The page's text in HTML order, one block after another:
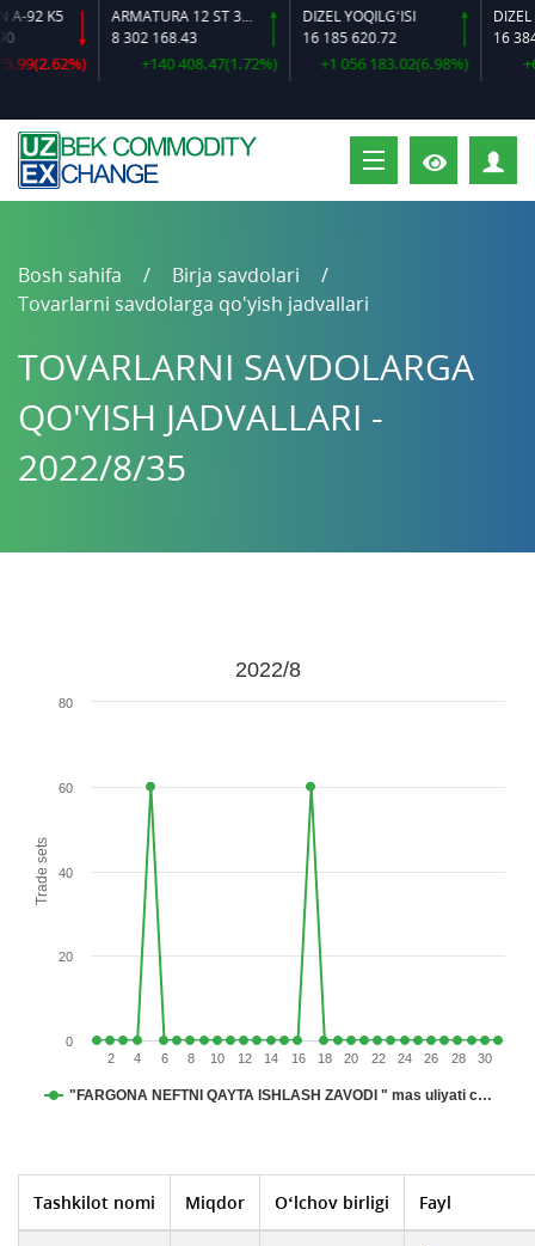
K5
ARMATURA 12 ST 35 GS O‘LCHAMLI
8 302 168.43
+140 408.47(1.72%)
DIZEL YOQILG‘ISI
16 185 620.72
+1 056 183.02(6.98%)
16 384
Bosh sahifa
Birja savdolari
Tovarlarni savdolarga qo'yish jadvallari
TOVARLARNI SAVDOLARGA
QO'YISH JADVALLARI -
2022/8/35
Trade sets
2022/8
"FARGONA NEFTNI QAYTA ISHLASH ZAVODI " mas uliyati c…
2 4 6 8 10 12 14 16 18 20 22 24 26 28 30
0
20
40
60
80
Tashkilot nomi Miqdor O‘lchov birligi Fayl